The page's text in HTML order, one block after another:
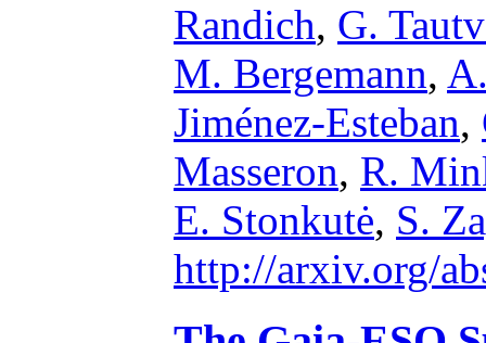
Randich, G.
M. Bergemann,
Jiménez-Esteban,
Masseron, R.
E. Stonkutė, S.
http://arxiv.org/